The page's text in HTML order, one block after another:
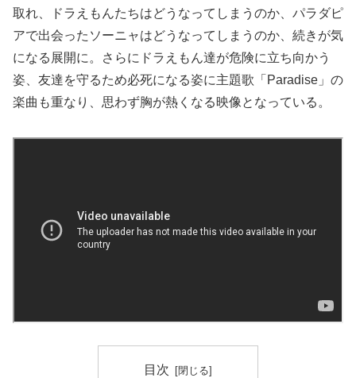
取れ、ドラえもんたちはどうなってしまうのか、パラダピ
アで出会ったソーニャはどうなってしまうのか、続きが気
になる展開に。さらにドラえもん達が危険に立ち向かう
姿、友達を守るため必死になる姿に主題歌「Paradise」の
楽曲も重なり、思わず胸が熱くなる映像となっている。
目次